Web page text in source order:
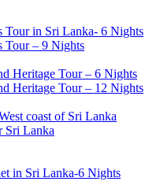
Tour in Sri Lanka- 6 Nights
Tour – 9 Nights
Heritage Tour – 6 Nights
Heritage Tour – 12 Nights
coast of Sri Lanka
Sri Lanka
in Sri Lanka-6 Nights